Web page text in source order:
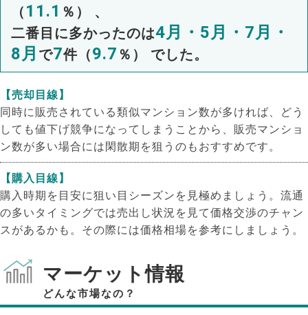
（ 11.1 ％） 、
二番目に多かったのは4月・5月・7月・
8月 で7件（9.7 ％） でした。
【売却目線】
同時に販売されている類似マンション数が多ければ、どう
しても値下げ競争になってしまうことから、販売マンショ
ン数が多い場合には閑散期を狙うのもおすすめです。
【購入目線】
購入時期を目安に狙い目シーズンを見極めましょう。流通
の多いタイミングでは売出し状況を見て価格交渉のチャン
スがあるかも。その際には価格相場を参考にしましょう。
マーケット情報
どんな市場なの？